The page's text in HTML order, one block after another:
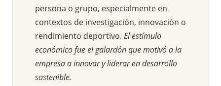
persona o grupo, especialmente en
contextos de investigación, innovación o
rendimiento deportivo. El estímulo
económico fue el galardón que motivó a la
empresa a innovar y liderar en desarrollo
sostenible.